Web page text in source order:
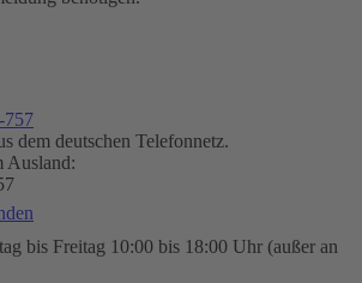
757
dem deutschen Telefonnetz.
Ausland:
bis Freitag 10:00 bis 18:00 Uhr (außer an